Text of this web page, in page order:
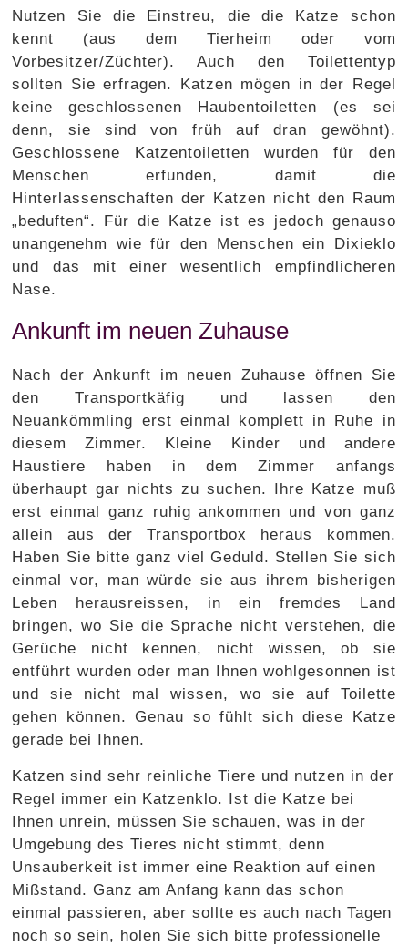
Nutzen Sie die Einstreu, die die Katze schon
kennt (aus dem Tierheim oder vom
Vorbesitzer/Züchter). Auch den Toilettentyp
sollten Sie erfragen. Katzen mögen in der Regel
keine geschlossenen Haubentoiletten (es sei
denn, sie sind von früh auf dran gewöhnt).
Geschlossene Katzentoiletten wurden für den
Menschen erfunden, damit die
Hinterlassenschaften der Katzen nicht den Raum
„beduften“. Für die Katze ist es jedoch genauso
unangenehm wie für den Menschen ein Dixieklo
und das mit einer wesentlich empfindlicheren
Nase.
Ankunft im neuen Zuhause
Nach der Ankunft im neuen Zuhause öffnen Sie
den Transportkäfig und lassen den
Neuankömmling erst einmal komplett in Ruhe in
diesem Zimmer. Kleine Kinder und andere
Haustiere haben in dem Zimmer anfangs
überhaupt gar nichts zu suchen. Ihre Katze muß
erst einmal ganz ruhig ankommen und von ganz
allein aus der Transportbox heraus kommen.
Haben Sie bitte ganz viel Geduld. Stellen Sie sich
einmal vor, man würde sie aus ihrem bisherigen
Leben herausreissen, in ein fremdes Land
bringen, wo Sie die Sprache nicht verstehen, die
Gerüche nicht kennen, nicht wissen, ob sie
entführt wurden oder man Ihnen wohlgesonnen ist
und sie nicht mal wissen, wo sie auf Toilette
gehen können. Genau so fühlt sich diese Katze
gerade bei Ihnen.
Katzen sind sehr reinliche Tiere und nutzen in der
Regel immer ein Katzenklo. Ist die Katze bei
Ihnen unrein, müssen Sie schauen, was in der
Umgebung des Tieres nicht stimmt, denn
Unsauberkeit ist immer eine Reaktion auf einen
Mißstand. Ganz am Anfang kann das schon
einmal passieren, aber sollte es auch nach Tagen
noch so sein, holen Sie sich bitte professionelle